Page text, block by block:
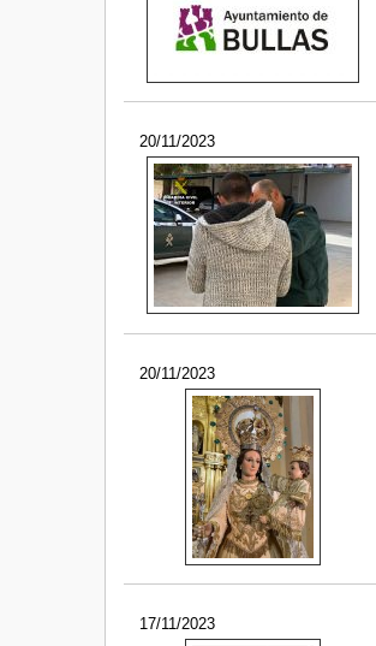
20/11/2023
20/11/2023
17/11/2023